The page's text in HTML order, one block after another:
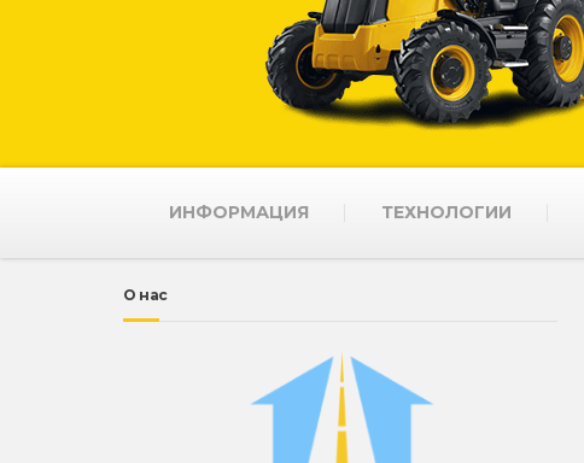
ИНФОРМАЦИЯ ТЕХНОЛОГИИ
О нас